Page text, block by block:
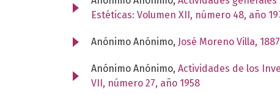
Estéticas: Volumen XII, número 48, año
Anónimo Anónimo, José Moreno Villa,
Anónimo Anónimo, Actividades de los
VII, número 27, año 1958